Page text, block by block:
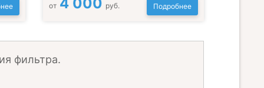
от руб. Подробнее
фильтра.